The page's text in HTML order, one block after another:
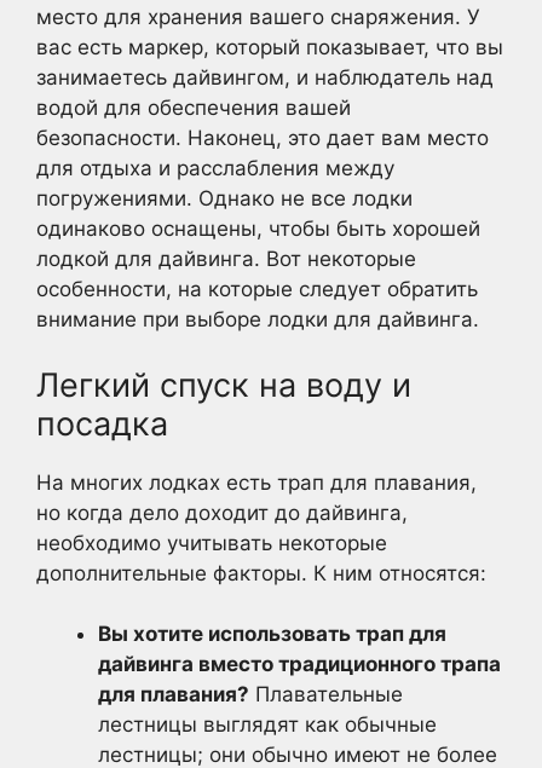
место для хранения вашего снаряжения. У
вас есть маркер, который показывает, что вы
занимаетесь дайвингом, и наблюдатель над
водой для обеспечения вашей
безопасности. Наконец, это дает вам место
для отдыха и расслабления между
погружениями. Однако не все лодки
одинаково оснащены, чтобы быть хорошей
лодкой для дайвинга. Вот некоторые
особенности, на которые следует обратить
внимание при выборе лодки для дайвинга.
Легкий спуск на воду и
посадка
На многих лодках есть трап для плавания,
но когда дело доходит до дайвинга,
необходимо учитывать некоторые
дополнительные факторы. К ним относятся:
Вы хотите использовать трап для
дайвинга вместо традиционного трапа
для плавания? Плавательные
лестницы выглядят как обычные
лестницы; они обычно имеют не более